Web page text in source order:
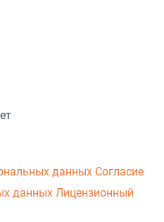
данных Согласие
данных Лицензионный